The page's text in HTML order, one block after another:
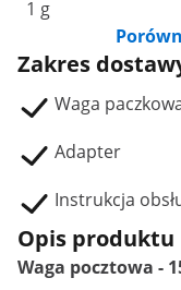
1 g
Zakres
Waga
Adapter
Instrukcja
Opis produktu
Waga pocztowa -